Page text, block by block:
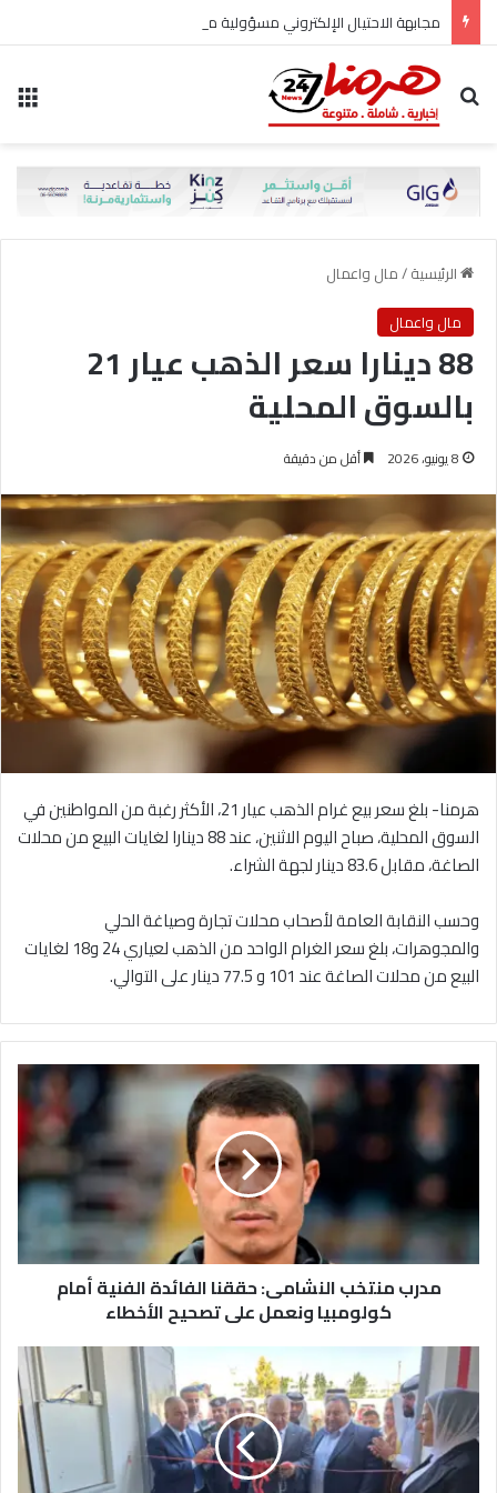
مجابهة الاحتيال الإلكتروني مسؤولية مشتركة
بحث عن
الرئيسية/مال واعمال
مال واعمال
88 دينارا سعر الذهب عيار 21
بالسوق المحلية
8 يونيو، 2026 أقل من دقيقة
هرمنا- بلغ سعر بيع غرام الذهب عيار 21، الأكثر رغبة من المواطنين في
السوق المحلية، صباح اليوم الاثنين، عند 88 دينارا لغايات البيع من محلات
الصاغة، مقابل 83.6 دينار لجهة الشراء.
وحسب النقابة العامة لأصحاب محلات تجارة وصياغة الحلي
والمجوهرات، بلغ سعر الغرام الواحد من الذهب لعياري 24 و18 لغايات
البيع من محلات الصاغة عند 101 و 77.5 دينار على التوالي.
م
د
ت
خ
ب
ش
م
ى
:
مدرب منتخب النشامى: حققنا الفائدة الفنية أمام
كولومبيا ونعمل على تصحيح الأخطاء
و
ر
ا